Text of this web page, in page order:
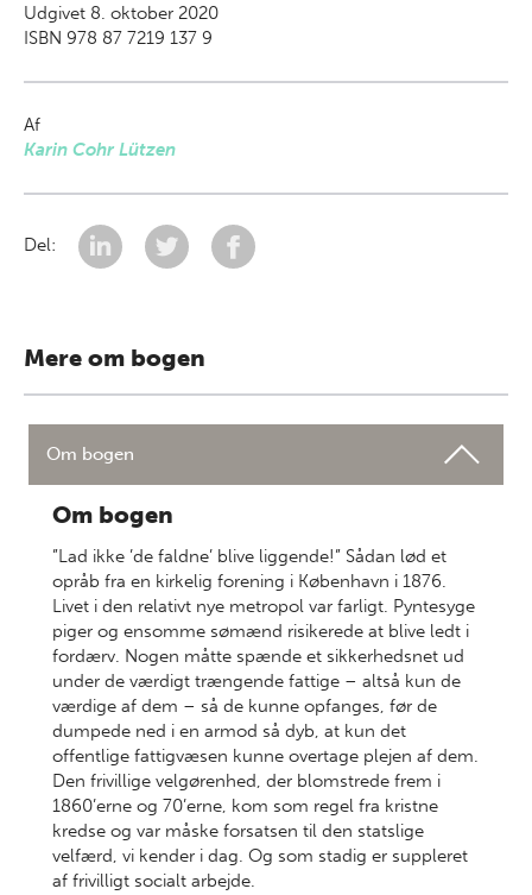
Udgivet 8. oktober 2020
ISBN 978 87 7219 137 9
Af
Karin Cohr Lützen
Del:
Mere om bogen
Om bogen
Om bogen
”Lad ikke ’de faldne’ blive liggende!” Sådan lød et
opråb fra en kirkelig forening i København i 1876.
Livet i den relativt nye metropol var farligt. Pyntesyge
piger og ensomme sømænd risikerede at blive ledt i
fordærv. Nogen måtte spænde et sikkerhedsnet ud
under de værdigt trængende fattige – altså kun de
værdige af dem – så de kunne opfanges, før de
dumpede ned i en armod så dyb, at kun det
offentlige fattigvæsen kunne overtage plejen af dem.
Den frivillige velgørenhed, der blomstrede frem i
1860’erne og 70’erne, kom som regel fra kristne
kredse og var måske forsatsen til den statslige
velfærd, vi kender i dag. Og som stadig er suppleret
af frivilligt socialt arbejde.